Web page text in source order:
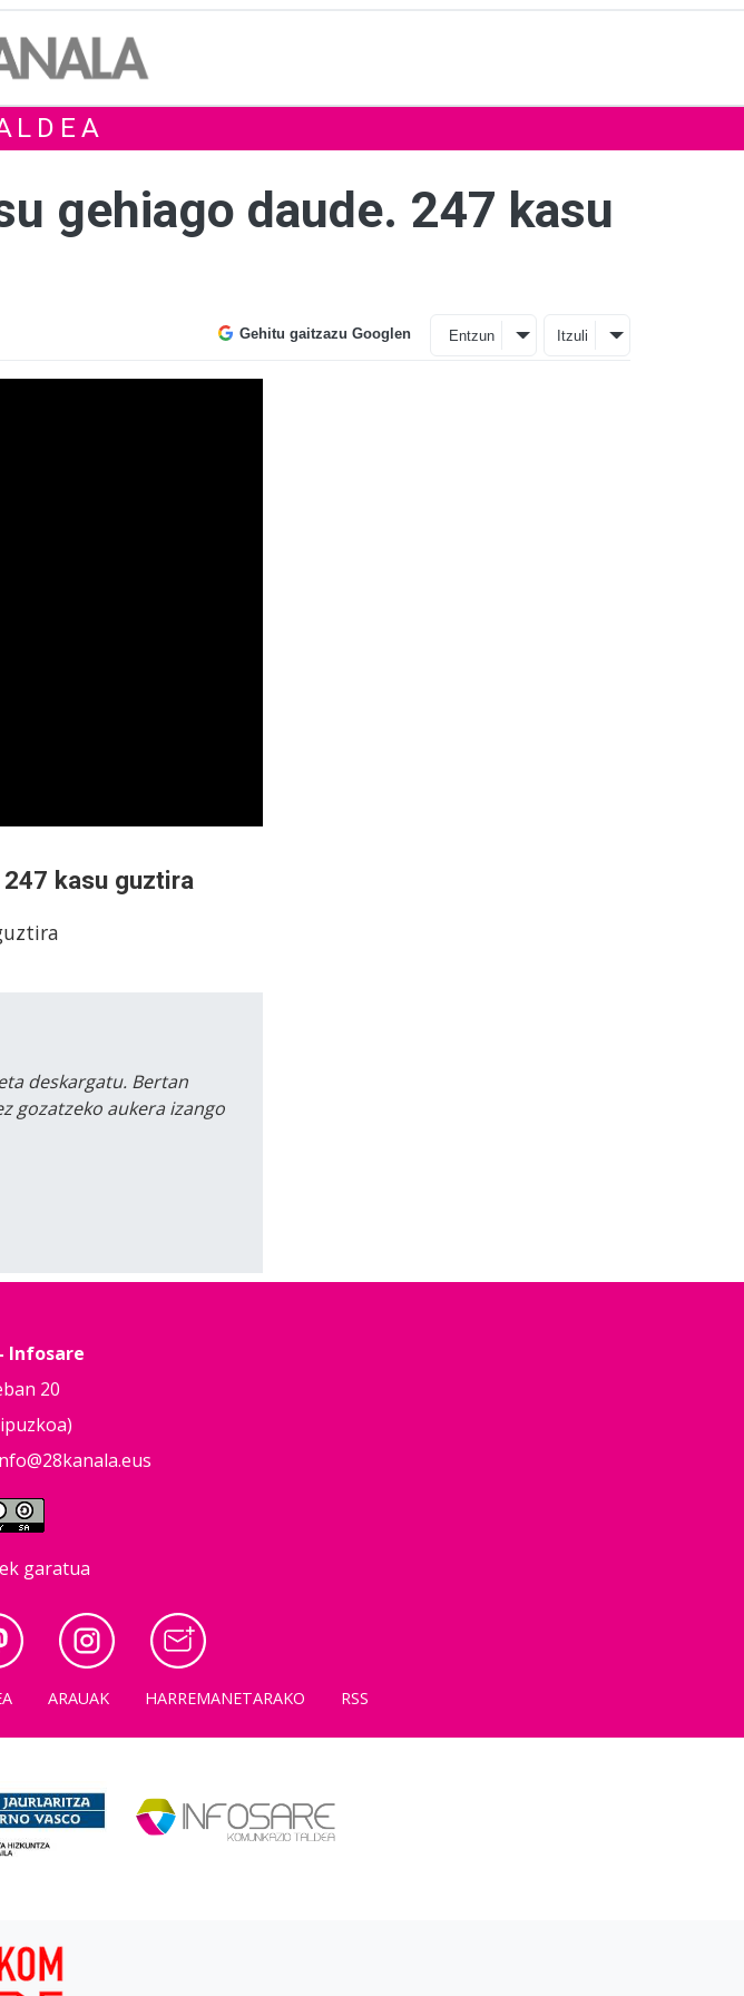
gehiago daude. 247 kasu
Gehitu gaitzazu Googlen Entzun Itzuli
kasu guztira
deskargatu. Bertan
gozatzeko aukera izango
Infosare
20
garatua
ARAUAK HARREMANETARAKO RSS